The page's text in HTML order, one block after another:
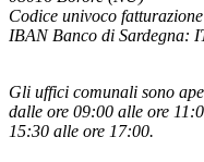
Codice univoco
IBAN Banco di Sardegna:
Gli uffici comunali sono
dalle ore 09:00 alle ore
15:30 alle ore 17:00.